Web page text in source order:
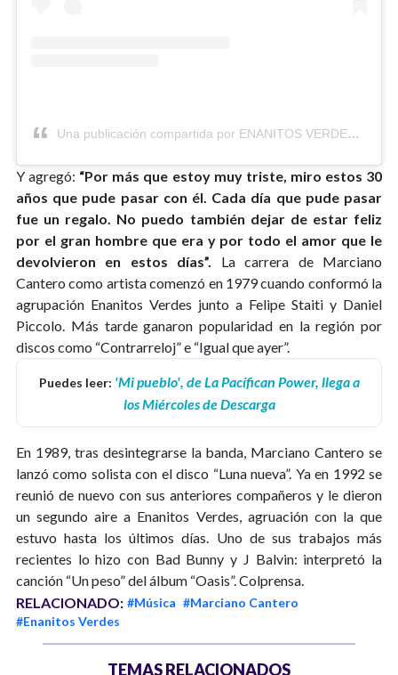
Una publicación compartida por ENANITOS VERDES (@enanitosverdes)
Y agregó: “Por más que estoy muy triste, miro estos 30
años que pude pasar con él. Cada día que pude pasar
fue un regalo. No puedo también dejar de estar feliz
por el gran hombre que era y por todo el amor que le
devolvieron en estos días”. La carrera de Marciano
Cantero como artista comenzó en 1979 cuando conformó la
agrupación Enanitos Verdes junto a Felipe Staiti y Daniel
Piccolo. Más tarde ganaron popularidad en la región por
discos como “Contrarreloj” e “Igual que ayer”.
Puedes leer: 'Mi pueblo', de La Pacífican Power, llega a
los Miércoles de Descarga
En 1989, tras desintegrarse la banda, Marciano Cantero se
lanzó como solista con el disco “Luna nueva”. Ya en 1992 se
reunió de nuevo con sus anteriores compañeros y le dieron
un segundo aire a Enanitos Verdes, agruación con la que
estuvo hasta los últimos días. Uno de sus trabajos más
recientes lo hizo con Bad Bunny y J Balvin: interpretó la
canción “Un peso” del álbum “Oasis”. Colprensa.
RELACIONADO: #Música #Marciano Cantero
#Enanitos Verdes
TEMAS RELACIONADOS